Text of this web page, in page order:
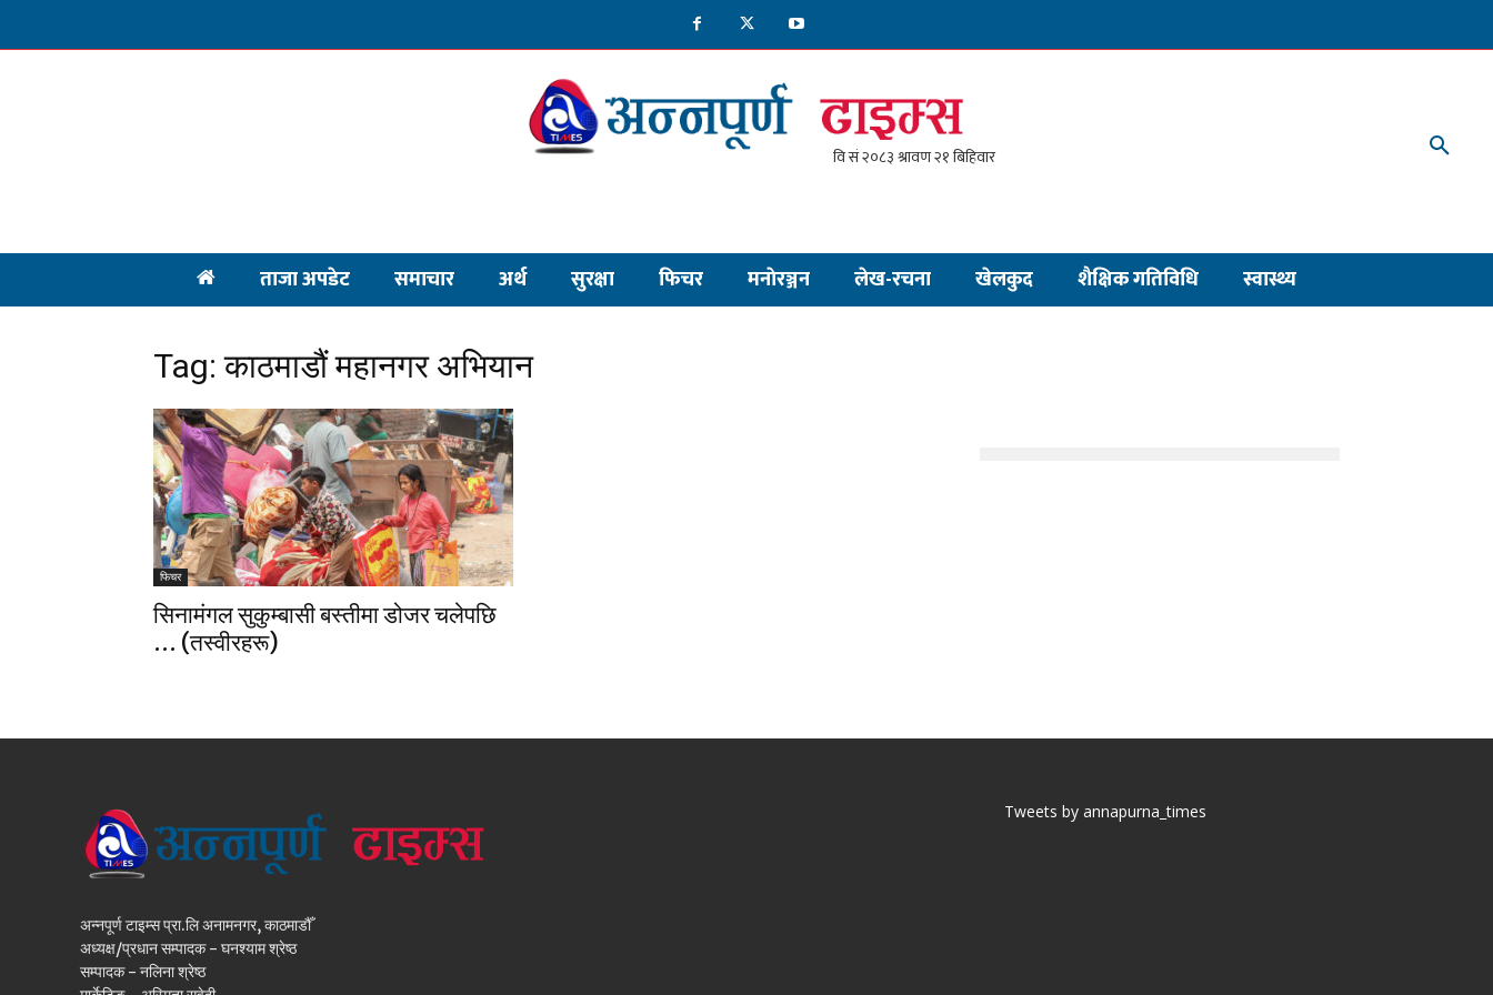
ताजा अपडेट समाचार अर्थ सुरक्षा फिचर मनाेरञ्जन लेख-रचना खेलकुद शैक्षिक गतिविधि स्वास्थ्य
Tag: काठमाडौं महानगर अभियान
फिचर
सिनामंगल सुकुम्बासी बस्तीमा डोजर चलेपछि
… (तस्वीरहरू)
अन्नपूर्ण टाइम्स प्रा.लि अनामनगर, काठमाडौँ
अध्यक्ष/प्रधान सम्पादक - घनश्याम श्रेष्ठ
सम्पादक - नलिना श्रेष्ठ
Tweets by annapurna_times